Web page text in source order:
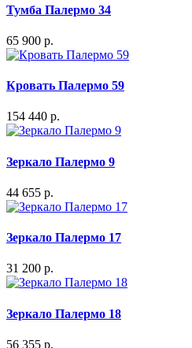
Тумба Палермо 34
65 900 р.
Кровать Палермо 59
154 440 р.
Зеркало Палермо 9
44 655 р.
Зеркало Палермо 17
31 200 р.
Зеркало Палермо 18
56 355 р.